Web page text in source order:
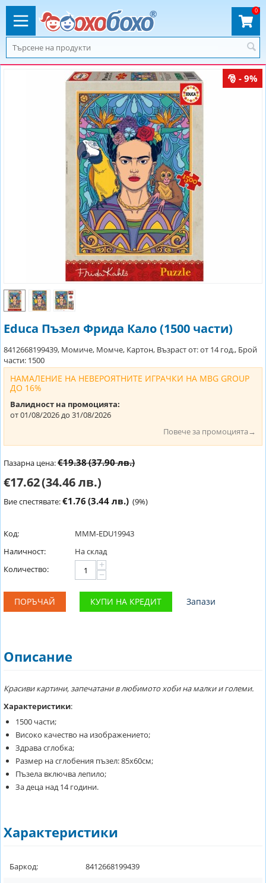
0
- 9%
Educa Пъзел Фрида Кало (1500 части)
8412668199439, Момиче, Момче, Картон, Възраст от: от 14 год., Брой
части: 1500
НАМАЛЕНИЕ НА НЕВЕРОЯТНИТЕ ИГРАЧКИ НА MBG GROUP
ДО 16%
Валидност на промоцията:
от 01/08/2026 до 31/08/2026
Повече за промоцията→
Пазарна цена:€19.38(37.90 лв.)
€17.62(34.46 лв.)
Вие спестявате:€1.76 (3.44 лв.) (9%)
Код:
MMM-EDU19943
Наличност:
На склад
Количество:
+
−
ПОРЪЧАЙ КУПИ НА КРЕДИТ Запази
Описание
Красиви картини, запечатани в любимото хоби на малки и големи.
Характеристики:
1500 части;
Високо качество на изображението;
Здрава сглобка;
Размер на сглобения пъзел: 85х60см;
Пъзела включва лепило;
За деца над 14 години.
Характеристики
Баркод: 8412668199439